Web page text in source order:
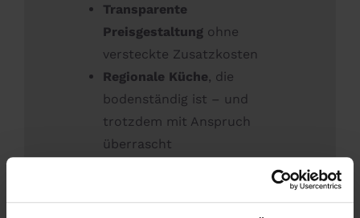
Transparente
Preisgestaltung ohne
versteckte Zusatzkosten
Regionale Küche, die
bodenständig ist – und
trotzdem mit Anspruch
überrascht
Es ist genau diese Mischung aus
Lage, Qualität und ehrlicher